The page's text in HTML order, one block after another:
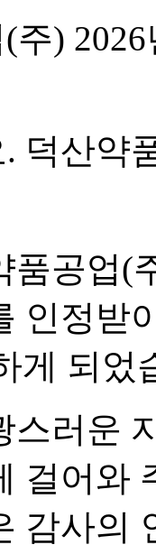
주)
덕산약
품공업(
인정받
게 되었
스러운
걸어와
감사의